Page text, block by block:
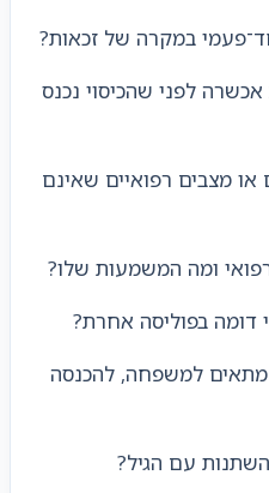
במקרה של זכאות?
לפני שהכיסוי נכנס
או מצבים רפואיים שאינם
ומה המשמעות שלו?
דומה בפוליסה אחרת?
למשפחה, להכנסה
עם הגיל?